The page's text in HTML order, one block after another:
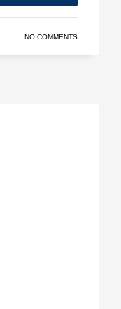
NO COMMENTS